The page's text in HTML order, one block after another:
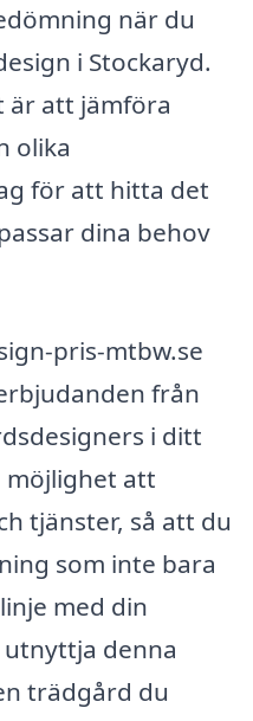
när du
i Stockaryd.
är att jämföra
olika
för att hitta det
dina behov
pris-mtbw.se
från
i ditt
möjlighet att
tjänster, så att du
som inte bara
med din
denna
trädgård du